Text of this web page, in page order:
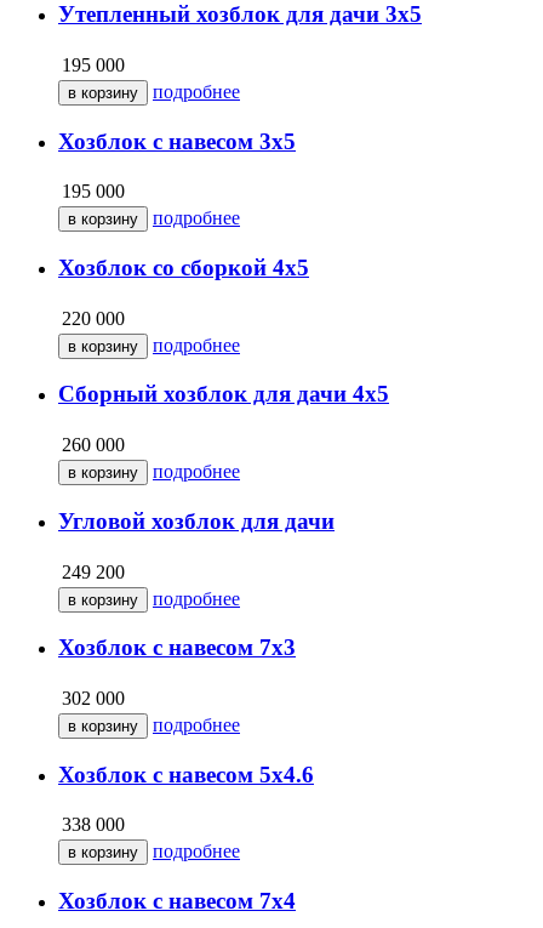
Утепленный хозблок для дачи 3х5
195 000
подробнее
Хозблок с навесом 3х5
195 000
подробнее
Хозблок со сборкой 4х5
220 000
подробнее
Сборный хозблок для дачи 4х5
260 000
подробнее
Угловой хозблок для дачи
249 200
подробнее
Хозблок с навесом 7х3
302 000
подробнее
Хозблок с навесом 5х4.6
338 000
подробнее
Хозблок с навесом 7х4